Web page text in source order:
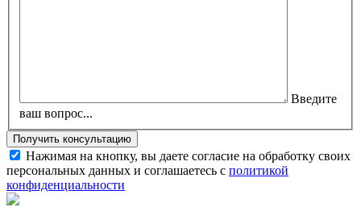
Введите
ваш вопрос...
Нажимая на кнопку, вы даете согласие на обработку своих
персональных данных и соглашаетесь с политикой
конфиденциальности